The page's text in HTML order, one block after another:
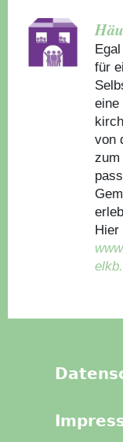
für
eine
von
Hier